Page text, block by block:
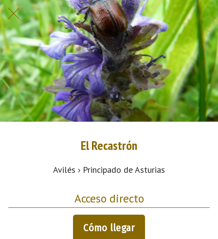
El Recastrón
Avilés › Principado de Asturias
Acceso directo
Cómo llegar